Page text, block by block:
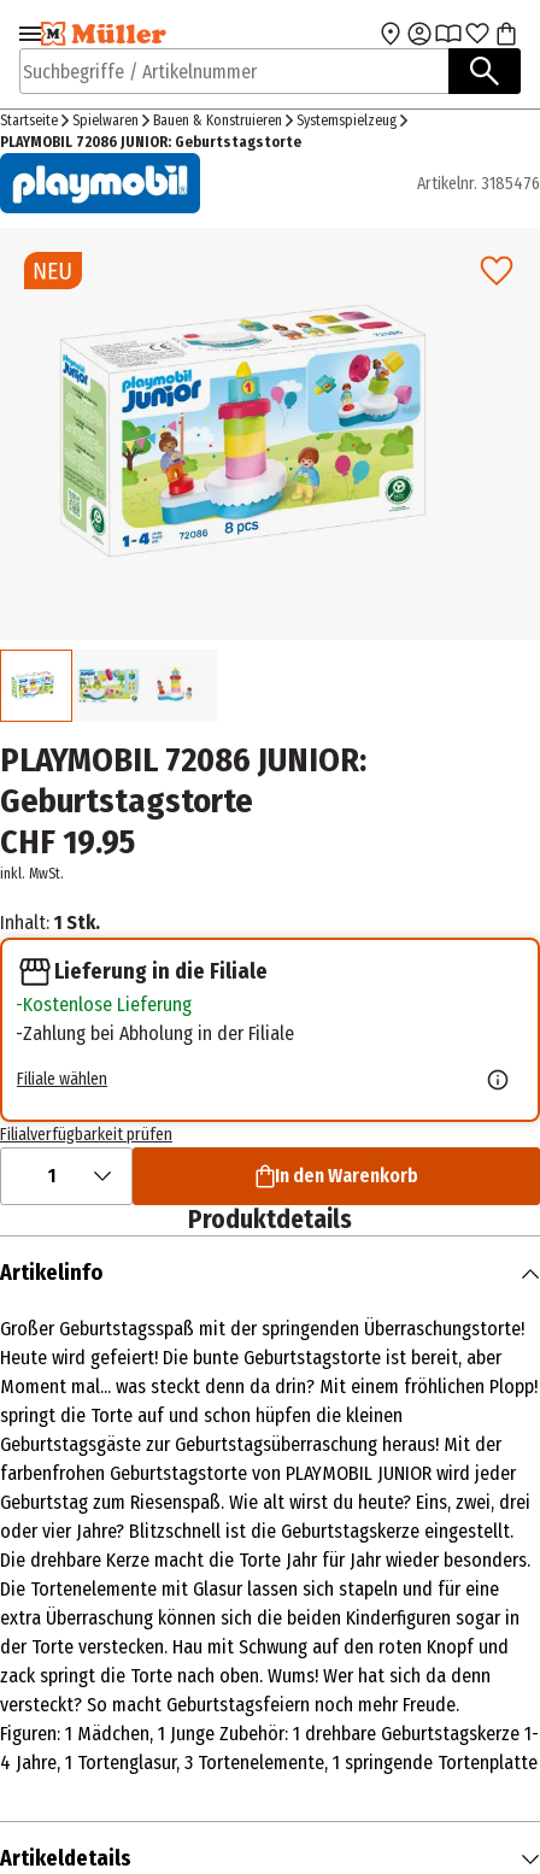
Zur Navigation
springen
Zum Hauptinhalt
Suchbegriffe / Artikelnummer
Startseite Spielwaren Bauen & Konstruieren
Systemspielzeug
PLAYMOBIL 72086 JUNIOR: Geburtstagstorte
Artikelnr. 3185476
PLAYMOBIL 72086 JUNIOR:
Geburtstagstorte
CHF 19.95
inkl. MwSt.
Inhalt: 1 Stk.
Lieferung in die Filiale
Kostenlose Lieferung
Zahlung bei Abholung in der Filiale
Filiale wählen
Filialverfügbarkeit prüfen
1 In den Warenkorb
Produktdetails
Artikelinfo
Großer Geburtstagsspaß mit der springenden Überraschungstorte!
Heute wird gefeiert! Die bunte Geburtstagstorte ist bereit, aber
Moment mal... was steckt denn da drin? Mit einem fröhlichen Plopp!
springt die Torte auf und schon hüpfen die kleinen
Geburtstagsgäste zur Geburtstagsüberraschung heraus! Mit der
farbenfrohen Geburtstagstorte von PLAYMOBIL JUNIOR wird jeder
Geburtstag zum Riesenspaß. Wie alt wirst du heute? Eins, zwei, drei
oder vier Jahre? Blitzschnell ist die Geburtstagskerze eingestellt.
Die drehbare Kerze macht die Torte Jahr für Jahr wieder besonders.
Die Tortenelemente mit Glasur lassen sich stapeln und für eine
extra Überraschung können sich die beiden Kinderfiguren sogar in
der Torte verstecken. Hau mit Schwung auf den roten Knopf und
zack springt die Torte nach oben. Wums! Wer hat sich da denn
versteckt? So macht Geburtstagsfeiern noch mehr Freude.
Figuren: 1 Mädchen, 1 Junge Zubehör: 1 drehbare Geburtstagskerze 1-
4 Jahre, 1 Tortenglasur, 3 Tortenelemente, 1 springende Tortenplatte
Artikeldetails